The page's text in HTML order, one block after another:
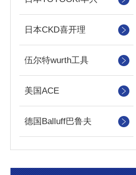
日本CKD喜开理
伍尔特wurth工具
美国ACE
德国Balluff巴鲁夫